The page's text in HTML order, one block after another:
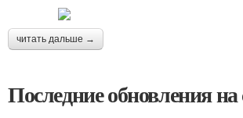
читать дальше →
Последние обновления на